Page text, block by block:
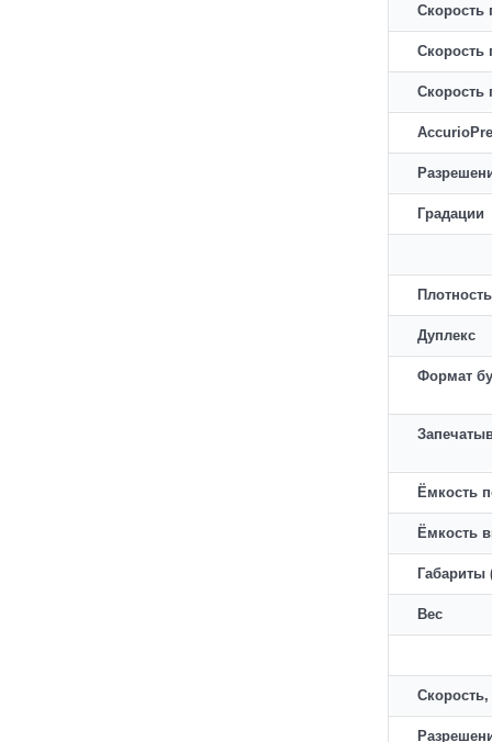
Скорость
Скорость
Скорость
Градации
Дуплекс
Формат
Ёмкость
Ёмкость
Вес
Скорость,